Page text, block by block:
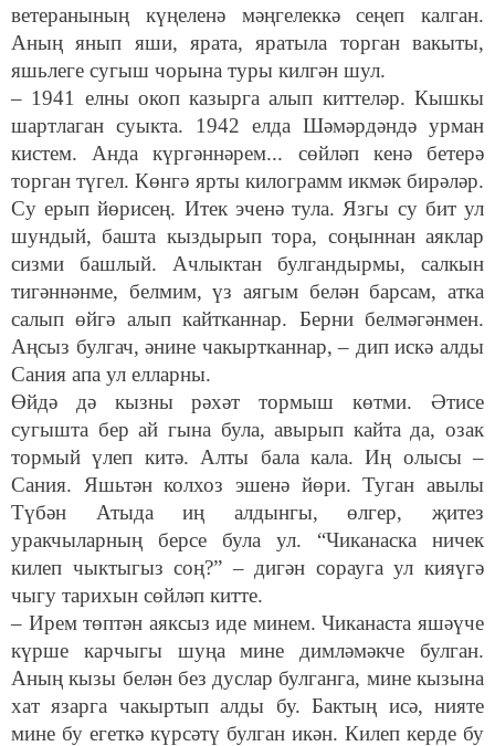
ветеранының күңеленә мәңгелеккә сеңеп калган.
Аның янып яши, ярата, яратыла торган вакыты,
яшьлеге сугыш чорына туры килгән шул.
– 1941 елны окоп казырга алып киттеләр. Кышкы
шартлаган суыкта. 1942 елда Шәмәрдәндә урман
кистем. Анда күргәннәрем... сөйләп кенә бетерә
торган түгел. Көнгә ярты килограмм икмәк бирәләр.
Су ерып йөрисең. Итек эченә тула. Язгы су бит ул
шундый, башта кыздырып тора, соңыннан аяклар
сизми башлый. Ачлыктан булгандырмы, салкын
тигәннәнме, белмим, үз аягым белән барсам, атка
салып өйгә алып кайтканнар. Берни белмәгәнмен.
Аңсыз булгач, әнине чакыртканнар, – дип искә алды
Сания апа ул елларны.
Өйдә дә кызны рәхәт тормыш көтми. Әтисе
сугышта бер ай гына була, авырып кайта да, озак
тормый үлеп китә. Алты бала кала. Иң олысы –
Сания. Яшьтән колхоз эшенә йөри. Туган авылы
Түбән Атыда иң алдынгы, өлгер, җитез
уракчыларның берсе була ул. “Чиканаска ничек
килеп чыктыгыз соң?” – дигән сорауга ул кияүгә
чыгу тарихын сөйләп китте.
– Ирем төптән аяксыз иде минем. Чиканаста яшәүче
күрше карчыгы шуңа мине димләмәкче булган.
Аның кызы белән без дуслар булганга, мине кызына
хат язарга чакыртып алды бу. Бактың исә, нияте
мине бу егеткә күрсәтү булган икән. Килеп керде бу